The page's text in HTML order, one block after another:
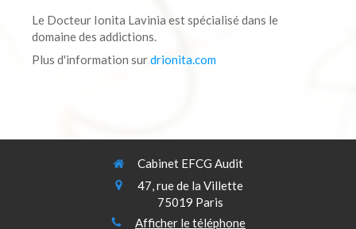
Le Docteur Ionita Lavinia est spécialisé dans le
domaine des addictions.
Plus d'information surdrionita.com
Cabinet EFCG Audit
47, rue de la Villette
75019 Paris
Afficher le téléphone